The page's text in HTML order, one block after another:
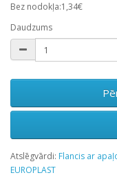
Bez nodokļa:1,34€
Daudzums
Atslēgvārdi: Flancis ar
EUROPLAST